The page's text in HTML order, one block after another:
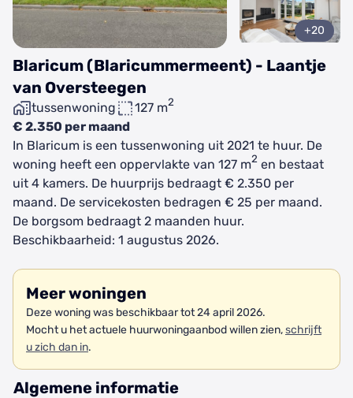
Blaricum (Blaricummermeent) - Laantje
van Oversteegen
tussenwoning 127 m2
€ 2.350 per maand
+20
In Blaricum is een tussenwoning uit 2021 te huur. De
woning heeft een oppervlakte van 127 m2 en bestaat
uit 4 kamers. De huurprijs bedraagt € 2.350 per
maand. De servicekosten bedragen € 25 per maand.
De borgsom bedraagt 2 maanden huur.
Beschikbaarheid: 1 augustus 2026.
Meer woningen
Deze woning was beschikbaar tot 24 april 2026.
Mocht u het actuele huurwoningaanbod willen zien,schrijft
u zich dan in.
Algemene informatie